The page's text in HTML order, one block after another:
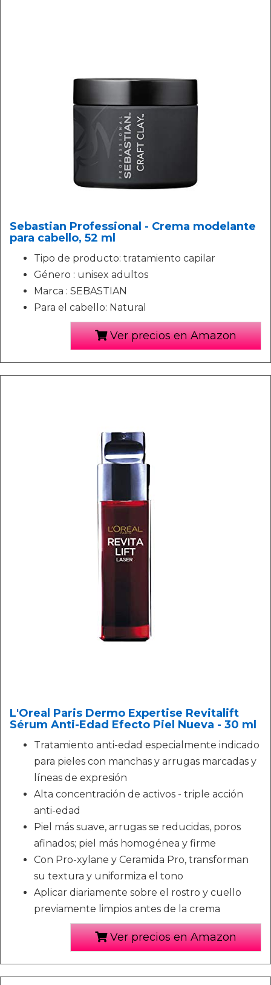
Sebastian Professional - Crema modelante
para cabello, 52 ml
Tipo de producto: tratamiento capilar
Género : unisex adultos
Marca : SEBASTIAN
Para el cabello: Natural
Ver precios en Amazon
L'Oreal Paris Dermo Expertise Revitalift
Sérum Anti-Edad Efecto Piel Nueva - 30 ml
Tratamiento anti-edad especialmente indicado
para pieles con manchas y arrugas marcadas y
líneas de expresión
Alta concentración de activos - triple acción
anti-edad
Piel más suave, arrugas se reducidas, poros
afinados; piel más homogénea y firme
Con Pro-xylane y Ceramida Pro, transforman
su textura y uniformiza el tono
Aplicar diariamente sobre el rostro y cuello
previamente limpios antes de la crema
Ver precios en Amazon